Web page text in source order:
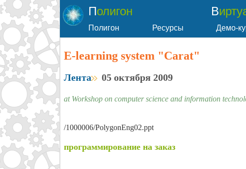
Полигон
Полигон Ресурсы Демо-
E-learning system "Carat"
Лента 05 октября 2009
at Workshop on computer science and information
/1000006/PolygonEng02.ppt
программирование на заказ